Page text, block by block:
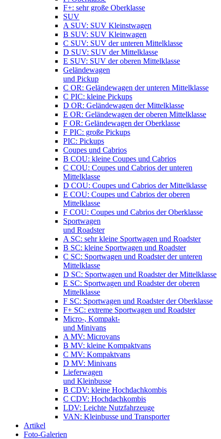
F+: sehr große Oberklasse
SUV
A SUV: SUV Kleinstwagen
B SUV: SUV Kleinwagen
C SUV: SUV der unteren Mittelklasse
D SUV: SUV der Mittelklasse
E SUV: SUV der oberen Mittelklasse
Geländewagen
und Pickup
C OR: Geländewagen der unteren Mittelklasse
C PIC: kleine Pickups
D OR: Geländewagen der Mittelklasse
E OR: Geländewagen der oberen Mittelklasse
F OR: Geländewagen der Oberklasse
F PIC: große Pickups
PIC: Pickups
Coupes und Cabrios
B COU: kleine Coupes und Cabrios
C COU: Coupes und Cabrios der unteren
Mittelklasse
D COU: Coupes und Cabrios der Mittelklasse
E COU: Coupes und Cabrios der oberen
Mittelklasse
F COU: Coupes und Cabrios der Oberklasse
Sportwagen
und Roadster
A SC: sehr kleine Sportwagen und Roadster
B SC: kleine Sportwagen und Roadster
C SC: Sportwagen und Roadster der unteren
Mittelklasse
D SC: Sportwagen und Roadster der Mittelklasse
E SC: Sportwagen und Roadster der oberen
Mittelklasse
F SC: Sportwagen und Roadster der Oberklasse
F+ SC: extreme Sportwagen und Roadster
Micro-, Kompakt-
und Minivans
A MV: Microvans
B MV: kleine Kompaktvans
C MV: Kompaktvans
D MV: Minivans
Lieferwagen
und Kleinbusse
B CDV: kleine Hochdachkombis
C CDV: Hochdachkombis
LDV: Leichte Nutzfahrzeuge
VAN: Kleinbusse und Transporter
Artikel
Foto-Galerien